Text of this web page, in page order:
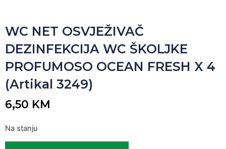
WC NET OSVJEŽIVAČ
DEZINFEKCIJA WC ŠKOLJKE
PROFUMOSO OCEAN FRESH X 4
(Artikal 3249)
6,50 KM
Na stanju